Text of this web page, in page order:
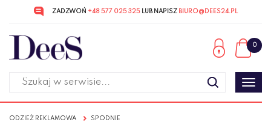
do menu
głównego
do
menu
w
ZADZWOŃ +48 577 025 325LUB NAPISZ BIURO@DEES24.PL
0
ODZIEŻ REKLAMOWA SPODNIE